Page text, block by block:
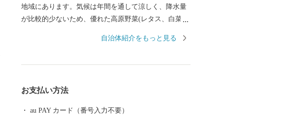
地域にあります。気候は年間を通して涼しく、降水量
が比較的少ないため、優れた高原野菜(レタス、白菜、
には精密機械工業、食品加工と製造業が盛んであり、
長野県下でもトップクラスを誇り、年少人口や生産年
自治体紹介をもっと見る
お支払い方法
au PAY カード（番号入力不要）